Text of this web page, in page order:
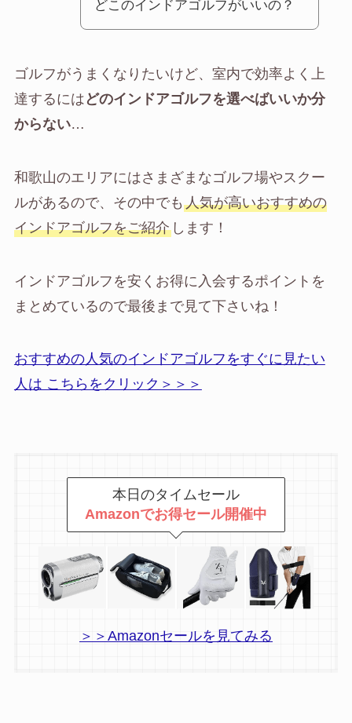
どこのインドアゴルフがいいの？
ゴルフがうまくなりたいけど、室内で効率よく上
達するには どのインドアゴルフを選べばいいか分
からない…
和歌山のエリアにはさまざまなゴルフ場やスクー
ルがあるので、その中でも 人気が高いおすすめの
インドアゴルフをご紹介します！
インドアゴルフを安くお得に入会するポイントを
まとめているので最後まで見て下さいね！
おすすめの人気のインドアゴルフをすぐに見たい
人は こちらをクリック＞＞＞
本日のタイムセール
Amazonでお得セール開催中
＞＞Amazonセールを見てみる